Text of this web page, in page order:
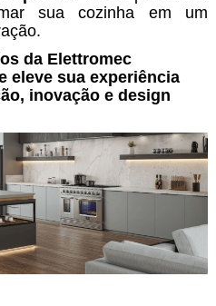
sua cozinha em um
da Elettromec
eleve sua experiência
inovação e design